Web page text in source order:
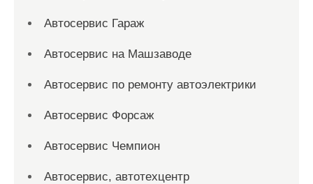
Автосервис Гараж
Автосервис на Машзаводе
Автосервис по ремонту автоэлектрики
Автосервис Форсаж
Автосервис Чемпион
Автосервис, автотехцентр